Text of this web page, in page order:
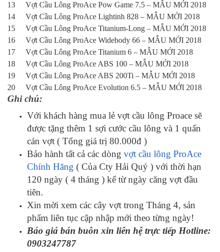
13
Vợt Cầu Lông ProAce Pow Game 7.5 – MẪU MỚI 2018
14
Vợt Cầu Lông ProAce Lightinh 828 – MẪU MỚI 2018
15
Vợt Cầu Lông ProAce Titanium-Long – MẪU MỚI 2018
16
Vợt Cầu Lông ProAce Widebody 66 – MẪU MỚI 2018
17
Vợt Cầu Lông ProAce Titanium 6 – MẪU MỚI 2018
18
Vợt Cầu Lông ProAce ABS 100 – MẪU MỚI 2018
19
Vợt Cầu Lông ProAce ABS 200Ti – MẪU MỚI 2018
20
Vợt Cầu Lông ProAce Evolution 6.5 – MẪU MỚI 2018
Ghi chú:
Với khách hàng mua lẻ vợt cầu lông Proace sẽ
được tặng thêm 1 sợi cước cầu lông và 1 quấn
cán vợt ( Tổng giá trị 80.000đ )
Bảo hành tất cả các dòng vợt cầu lông ProAce
Chính Hãng ( Của Cty Hải Quý ) với thời hạn
120 ngày ( 4 tháng ) kể từ ngày căng vợt đầu
tiên.
Xin mời xem các cây vợt trong Tháng 4, sản
phẩm liên tục cập nhập mới theo từng ngày!
Báo giá bán buôn xin liên hệ trực tiếp Hotline:
0903247787